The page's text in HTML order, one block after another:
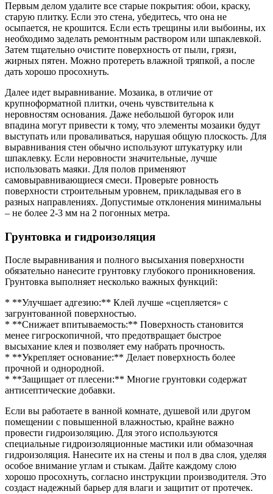
Первым делом удалите все старые покрытия: обои, краску,
старую плитку. Если это стена, убедитесь, что она не
осыпается, не крошится. Если есть трещины или выбоины, их
необходимо заделать ремонтным раствором или шпаклевкой.
Затем тщательно очистите поверхность от пыли, грязи,
жирных пятен. Можно протереть влажной тряпкой, а после
дать хорошо просохнуть.
Далее идет выравнивание. Мозаика, в отличие от
крупноформатной плитки, очень чувствительна к
неровностям основания. Даже небольшой бугорок или
впадина могут привести к тому, что элементы мозаики будут
выступать или проваливаться, нарушая общую плоскость. Для
выравнивания стен обычно используют штукатурку или
шпаклевку. Если неровности значительные, лучше
использовать маяки. Для полов применяют
самовыравнивающиеся смеси. Проверьте ровность
поверхности строительным уровнем, прикладывая его в
разных направлениях. Допустимые отклонения минимальны
– не более 2-3 мм на 2 погонных метра.
Грунтовка и гидроизоляция
После выравнивания и полного высыхания поверхности
обязательно нанесите грунтовку глубокого проникновения.
Грунтовка выполняет несколько важных функций:
* **Улучшает адгезию:** Клей лучше «сцепляется» с
загрунтованной поверхностью.
* **Снижает впитываемость:** Поверхность становится
менее гигроскопичной, что предотвращает быстрое
высыхание клея и позволяет ему набрать прочность.
* **Укрепляет основание:** Делает поверхность более
прочной и однородной.
* **Защищает от плесени:** Многие грунтовки содержат
антисептические добавки.
Если вы работаете в ванной комнате, душевой или другом
помещении с повышенной влажностью, крайне важно
провести гидроизоляцию. Для этого используются
специальные гидроизоляционные мастики или обмазочная
гидроизоляция. Нанесите их на стены и пол в два слоя, уделяя
особое внимание углам и стыкам. Дайте каждому слою
хорошо просохнуть, согласно инструкции производителя. Это
создаст надежный барьер для влаги и защитит от протечек.